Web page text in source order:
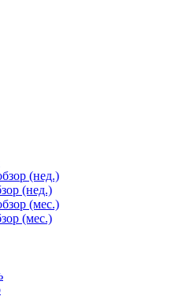
(нед.)
(нед.)
(мес.)
(мес.)